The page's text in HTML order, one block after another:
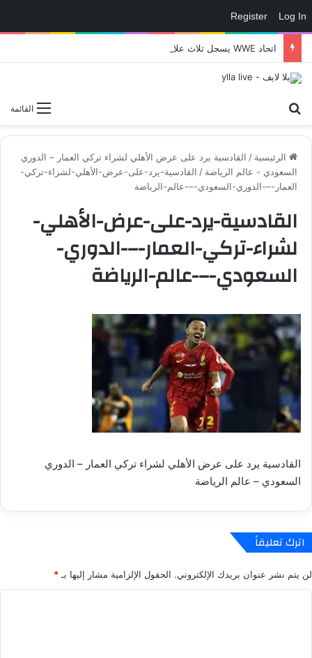
Log In
Register
القائمة
الرئيسية / القادسية يرد على عرض الأهلي لشراء تركي العمار – الدوري
السعودي - عالم الرياضة / القادسية-يرد-على-عرض-الأهلي-لشراء-تركي-
العمار-–-الدوري-السعودي-–-عالم-الرياضة
القادسية-يرد-على-عرض-الأهلي-
لشراء-تركي-العمار-–-الدوري-
السعودي-–-عالم-الرياضة
القادسية يرد على عرض الأهلي لشراء تركي العمار – الدوري
السعودي – عالم الرياضة
اترك تعليقاً
لن يتم نشر عنوان بريدك الإلكتروني. الحقول الإلزامية مشار إليها بـ *